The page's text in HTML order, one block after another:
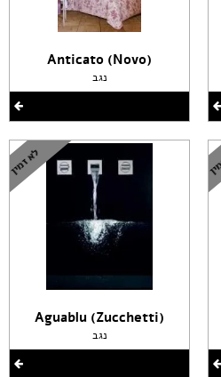
(Anticato (Novo
נגב
(Aguablu (Zucchetti
נגב